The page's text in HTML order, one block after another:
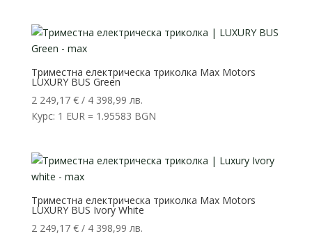
Триместна електрическа триколка Max Motors
LUXURY BUS Green
2 249,17 €/ 4 398,99 лв.
Курс: 1 EUR = 1.95583 BGN
Триместна електрическа триколка Max Motors
LUXURY BUS Ivory White
2 249,17 €/ 4 398,99 лв.